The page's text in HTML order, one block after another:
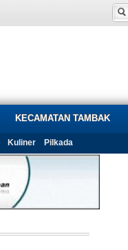
KECAMATAN TAMBAK
Kuliner Pilkada